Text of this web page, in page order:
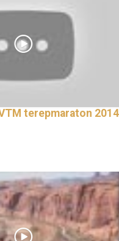
terepmaraton 2014